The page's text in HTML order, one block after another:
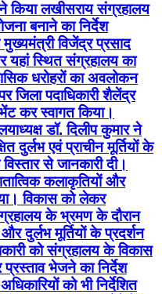
किया लखीसराय संग्रहालय
बनाने का निर्देश
विजेंद्र प्रसाद
यहां स्थित संग्रहालय का
धरोहरों का अवलोकन
जिला पदाधिकारी शैलेंद्र
कर स्वागत किया।
डॉ. दिलीप कुमार ने
दुर्लभ एवं प्राचीन मूर्तियों के
से जानकारी दी।
कलाकृतियों और
विकास को लेकर
के भ्रमण के दौरान
दुर्लभ मूर्तियों के प्रदर्शन
को संग्रहालय के विकास
भेजने का निर्देश
को भी निर्देशित